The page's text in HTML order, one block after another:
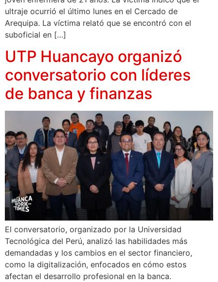
ultraje ocurrió el último lunes en el Cercado de
Arequipa. La víctima relató que se encontró con el
suboficial en […]
UTP Huancayo organizó
conversatorio con líderes
de banca y finanzas
El conversatorio, organizado por la Universidad
Tecnológica del Perú, analizó las habilidades más
demandadas y los cambios en el sector financiero,
como la digitalización, enfocados en cómo estos
afectan el desarrollo profesional en la banca.